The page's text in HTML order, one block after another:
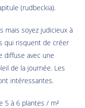
(rudbeckia).
mais soyez judicieux à
qui risquent de créer
diffuse avec une
de la journée. Les
intéressantes.
5 à 6 plantes / m²